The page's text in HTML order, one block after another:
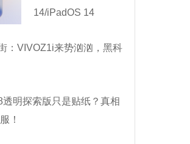
14/iPadOS 14
：VIVOZ1i来势汹汹，黑科
透明探索版只是贴纸？真相
！